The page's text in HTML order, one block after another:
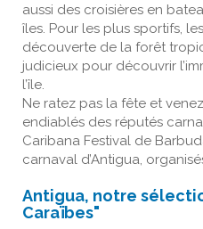
aussi des croisières en
îles. Pour les plus sportifs,
découverte de la forêt
judicieux pour découvrir
Ne ratez pas la fête et
endiablés des réputés
Caribana Festival de
carnaval d’Antigua,
Antigua, notre
Caraïbes"